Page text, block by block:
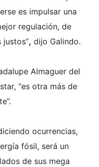
es impulsar una
regulación, de
justos”, dijo Galindo.
Almaguer del
“es otra más de
ocurrencias,
fósil, será un
de sus mega